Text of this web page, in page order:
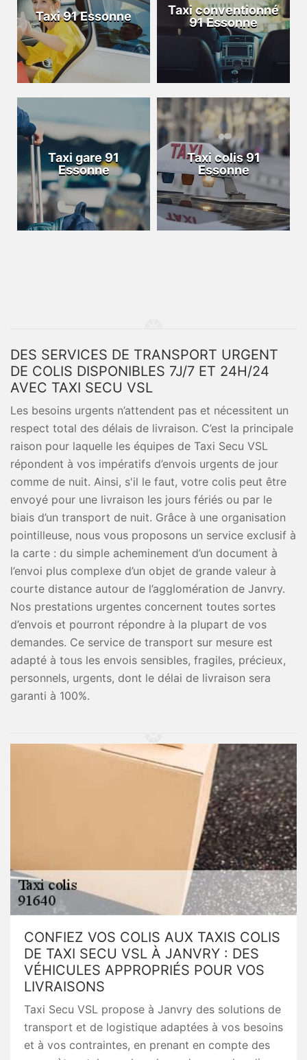
Taxi 91 Essonne
Taxi conventionné
91 Essonne
Taxi gare 91
Essonne
Taxi colis 91
Essonne
DES SERVICES DE TRANSPORT URGENT
DE COLIS DISPONIBLES 7J/7 ET 24H/24
AVEC TAXI SECU VSL
Les besoins urgents n’attendent pas et nécessitent un
respect total des délais de livraison. C’est la principale
raison pour laquelle les équipes de Taxi Secu VSL
répondent à vos impératifs d’envois urgents de jour
comme de nuit. Ainsi, s'il le faut, votre colis peut être
envoyé pour une livraison les jours fériés ou par le
biais d’un transport de nuit. Grâce à une organisation
pointilleuse, nous vous proposons un service exclusif à
la carte : du simple acheminement d’un document à
l’envoi plus complexe d’un objet de grande valeur à
courte distance autour de l’agglomération de Janvry.
Nos prestations urgentes concernent toutes sortes
d’envois et pourront répondre à la plupart de vos
demandes. Ce service de transport sur mesure est
adapté à tous les envois sensibles, fragiles, précieux,
personnels, urgents, dont le délai de livraison sera
garanti à 100%.
CONFIEZ VOS COLIS AUX TAXIS COLIS
DE TAXI SECU VSL À JANVRY : DES
VÉHICULES APPROPRIÉS POUR VOS
LIVRAISONS
Taxi Secu VSL propose à Janvry des solutions de
transport et de logistique adaptées à vos besoins
et à vos contraintes, en prenant en compte des